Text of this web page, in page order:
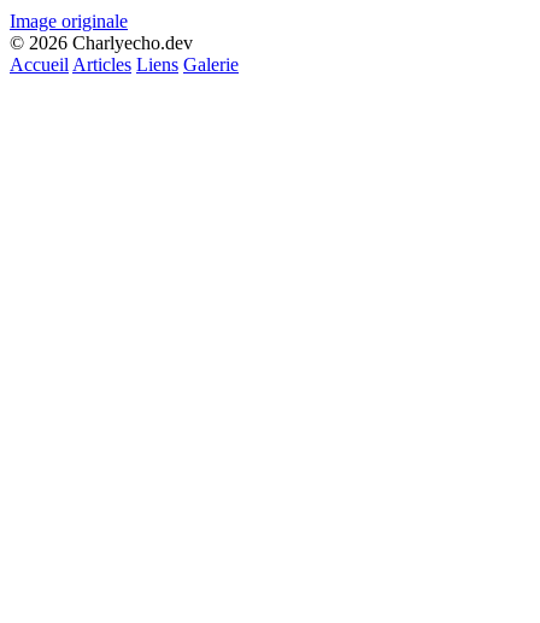
Image originale
© 2026 Charlyecho.dev
Accueil Articles Liens Galerie